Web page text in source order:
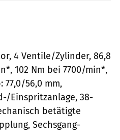
4 Ventile/Zylinder, 86,8
102 Nm bei 7700/min*,
77,0/56,0 mm,
Einspritzanlage, 38-
betätigte
Sechsgang-